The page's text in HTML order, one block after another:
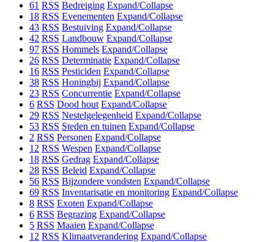
61 RSS Bedreiging Expand/Collapse
18 RSS Evenementen Expand/Collapse
43 RSS Bestuiving Expand/Collapse
42 RSS Landbouw Expand/Collapse
97 RSS Hommels Expand/Collapse
26 RSS Determinatie Expand/Collapse
16 RSS Pesticiden Expand/Collapse
38 RSS Honingbij Expand/Collapse
23 RSS Concurrentie Expand/Collapse
6 RSS Dood hout Expand/Collapse
29 RSS Nestelgelegenheid Expand/Collapse
53 RSS Steden en tuinen Expand/Collapse
2 RSS Personen Expand/Collapse
12 RSS Wespen Expand/Collapse
18 RSS Gedrag Expand/Collapse
28 RSS Beleid Expand/Collapse
56 RSS Bijzondere vondsten Expand/Collapse
69 RSS Inventarisatie en monitoring Expand/Collapse
8 RSS Exoten Expand/Collapse
6 RSS Begrazing Expand/Collapse
5 RSS Maaien Expand/Collapse
12 RSS Klimaatverandering Expand/Collapse